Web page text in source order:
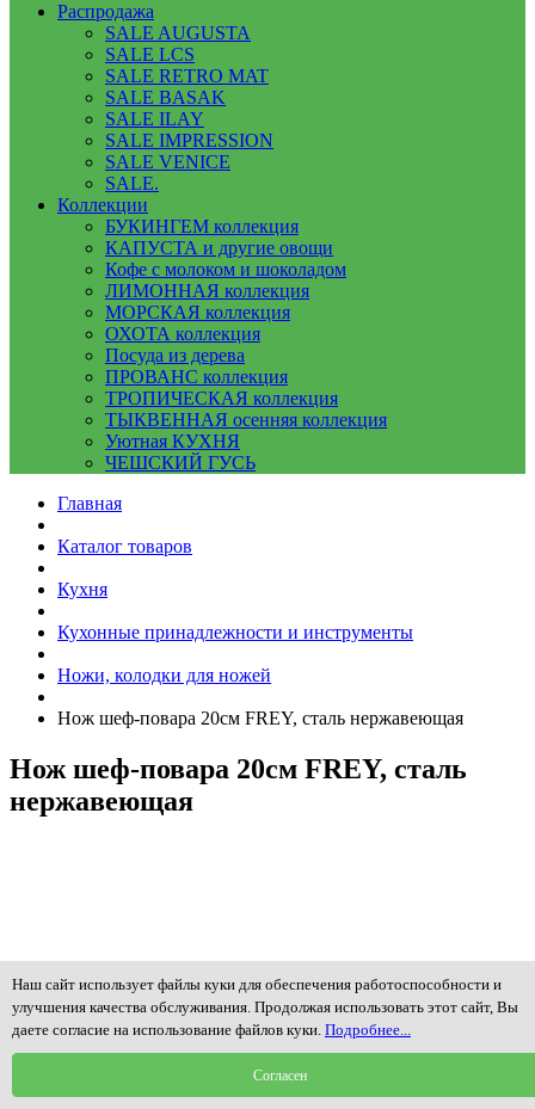
Распродажа
SALE AUGUSTA
SALE LCS
SALE RETRO MAT
SALE BASAK
SALE ILAY
SALE IMPRESSION
SALE VENICE
SALE.
Коллекции
БУКИНГЕМ коллекция
КАПУСТА и другие овощи
Кофе с молоком и шоколадом
ЛИМОННАЯ коллекция
МОРСКАЯ коллекция
ОХОТА коллекция
Посуда из дерева
ПРОВАНС коллекция
ТРОПИЧЕСКАЯ коллекция
ТЫКВЕННАЯ осенняя коллекция
Уютная КУХНЯ
ЧЕШСКИЙ ГУСЬ
Главная
Каталог товаров
Кухня
Кухонные принадлежности и инструменты
Ножи, колодки для ножей
Нож шеф-повара 20см FREY, сталь нержавеющая
Нож шеф-повара 20см FREY, сталь
нержавеющая
Наш сайт использует файлы куки для обеспечения работоспособности и
улучшения качества обслуживания. Продолжая использовать этот сайт, Вы
даете согласие на использование файлов куки. Подробнее...
Согласен